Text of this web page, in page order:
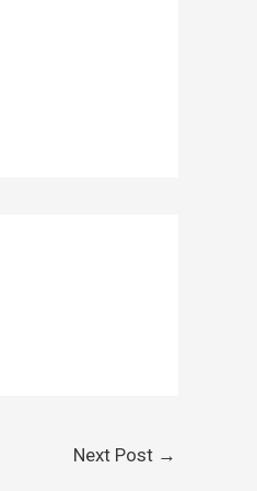
Next Post →